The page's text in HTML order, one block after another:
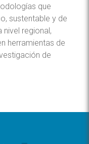
que
sustentable y de
regional,
herramientas de
de